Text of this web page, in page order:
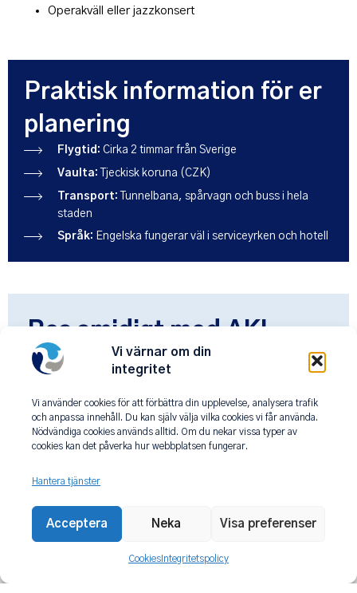
Vi värnar om din
integritet
Vi använder cookies för att förbättra din upplevelse, analysera trafik
och anpassa innehåll. Du kan själv välja vilka cookies vi får använda.
Nödvändiga cookies används alltid. Om du nekar vissa typer av
cookies kan det påverka hur webbplatsen fungerar.
Hantera tjänster
Acceptera Neka Visa preferenser
Cookies Integritetspolicy
Operakväll eller jazzkonsert
Praktisk information för er
planering
Flygtid: Cirka 2 timmar från Sverige
Vaulta: Tjeckisk koruna (CZK)
Transport: Tunnelbana, spårvagn och buss i hela
staden
Språk: Engelska fungerar väl i serviceyrken och hotell
Res smidigt med AKI
Travel
Vi på AKI Travel tar hand om hela upplägget för er resa
till Prag. Med lokalkännedom och erfarenhet gör vi ert
besök till en upplevelse fylld av innehåll och kvalitet.